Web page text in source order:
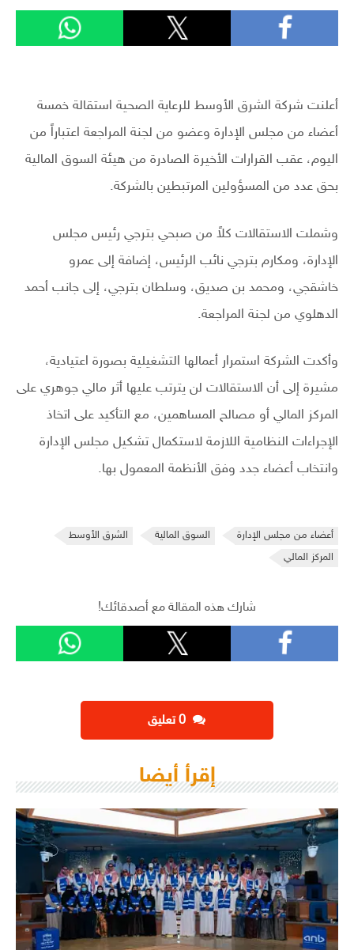
أعلنت شركة الشرق الأوسط للرعاية الصحية استقالة خمسة
أعضاء من مجلس الإدارة وعضو من لجنة المراجعة اعتباراً من
اليوم، عقب القرارات الأخيرة الصادرة من هيئة السوق المالية
بحق عدد من المسؤولين المرتبطين بالشركة.
وشملت الاستقالات كلاً من صبحي بترجي رئيس مجلس
الإدارة، ومكارم بترجي نائب الرئيس، إضافة إلى عمرو
خاشقجي، ومحمد بن صديق، وسلطان بترجي، إلى جانب أحمد
الدهلوي من لجنة المراجعة.
وأكدت الشركة استمرار أعمالها التشغيلية بصورة اعتيادية،
مشيرة إلى أن الاستقالات لن يترتب عليها أثر مالي جوهري على
المركز المالي أو مصالح المساهمين، مع التأكيد على اتخاذ
الإجراءات النظامية اللازمة لاستكمال تشكيل مجلس الإدارة
وانتخاب أعضاء جدد وفق الأنظمة المعمول بها.
أعضاء من مجلس الإدارة السوق المالية
الشرق الأوسط
المركز المالي
شارك هذه المقالة مع أصدقائك!
إقرأ أيضا